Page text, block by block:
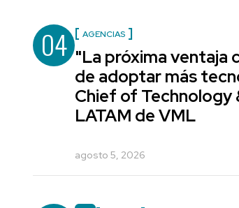
04 AGENCIAS
"La próxima ventaja
de adoptar más
Chief of Technology
LATAM de VML
agosto 5, 2026